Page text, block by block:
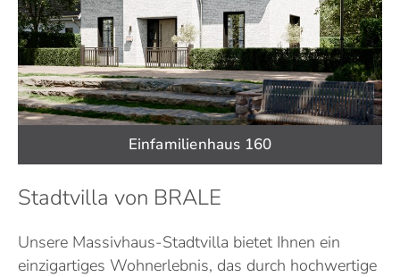
Einfamilienhaus 160
Stadtvilla von BRALE
Unsere Massivhaus-Stadtvilla bietet Ihnen ein
einzigartiges Wohnerlebnis, das durch hochwertige